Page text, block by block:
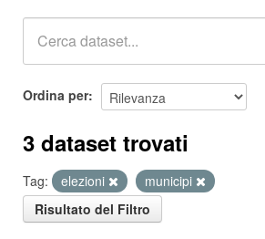
Ordina per
3 dataset trovati
Tag: elezioni
municipi
Risultato del Filtro